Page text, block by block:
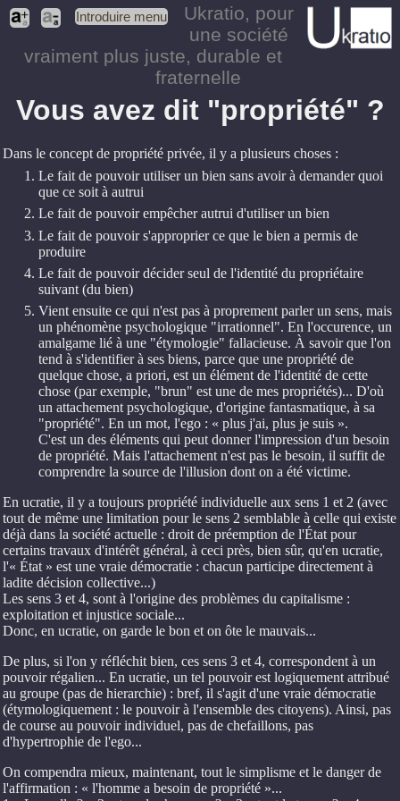
Introduire menu Ukratio, pour
une société
vraiment plus juste, durable et
fraternelle
Vous avez dit "propriété" ?
Dans le concept de propriété privée, il y a plusieurs choses :
Le fait de pouvoir utiliser un bien sans avoir à demander quoi
que ce soit à autrui
Le fait de pouvoir empêcher autrui d'utiliser un bien
Le fait de pouvoir s'approprier ce que le bien a permis de
produire
Le fait de pouvoir décider seul de l'identité du propriétaire
suivant (du bien)
Vient ensuite ce qui n'est pas à proprement parler un sens, mais
un phénomène psychologique "irrationnel". En l'occurence, un
amalgame lié à une "étymologie" fallacieuse. À savoir que l'on
tend à s'identifier à ses biens, parce que une propriété de
quelque chose, a priori, est un élément de l'identité de cette
chose (par exemple, "brun" est une de mes propriétés)... D'où
un attachement psychologique, d'origine fantasmatique, à sa
"propriété". En un mot, l'ego : « plus j'ai, plus je suis ».
C'est un des éléments qui peut donner l'impression d'un besoin
de propriété. Mais l'attachement n'est pas le besoin, il suffit de
comprendre la source de l'illusion dont on a été victime.
En ucratie, il y a toujours propriété individuelle aux sens 1 et 2 (avec
tout de même une limitation pour le sens 2 semblable à celle qui existe
déjà dans la société actuelle : droit de préemption de l'État pour
certains travaux d'intérêt général, à ceci près, bien sûr, qu'en ucratie,
l'« État » est une vraie démocratie : chacun participe directement à
ladite décision collective...)
Les sens 3 et 4, sont à l'origine des problèmes du capitalisme :
exploitation et injustice sociale...
Donc, en ucratie, on garde le bon et on ôte le mauvais...
De plus, si l'on y réfléchit bien, ces sens 3 et 4, correspondent à un
pouvoir régalien... En ucratie, un tel pouvoir est logiquement attribué
au groupe (pas de hierarchie) : bref, il s'agit d'une vraie démocratie
(étymologiquement : le pouvoir à l'ensemble des citoyens). Ainsi, pas
de course au pouvoir individuel, pas de chefaillons, pas
d'hypertrophie de l'ego...
On compendra mieux, maintenant, tout le simplisme et le danger de
l'affirmation : « l'homme a besoin de propriété »...